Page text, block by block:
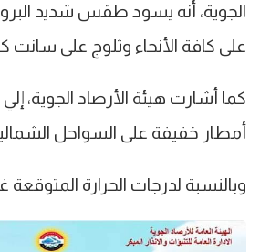
الجوية، أنه يسود طقس شديد
على كافة الأنحاء وثلوج على سانت
كما أشارت هيئة الأرصاد
أمطار خفيفة على السواحل
وبالنسبة لدرجات الحرارة المتوقعة